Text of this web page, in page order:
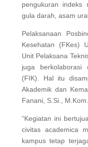
pengukuran indeks
gula darah, asam
Pelaksanaan
Kesehatan (FKes)
Unit Pelaksana
juga berkolaborasi
(FIK). Hal itu
Akademik dan
Fanani, S.Si., M.Kom.
“Kegiatan ini
civitas academica
kampus tetap